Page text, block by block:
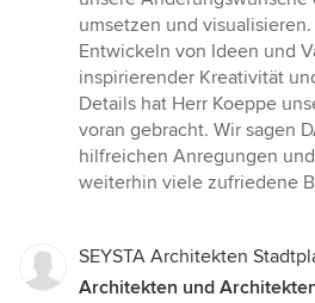
umsetzen und
Entwickeln von Ideen und
inspirierender Kreativität
Details hat Herr Koeppe
voran gebracht. Wir sagen
hilfreichen Anregungen
weiterhin viele zufriedene
SEYSTA Architekten
Architekten und